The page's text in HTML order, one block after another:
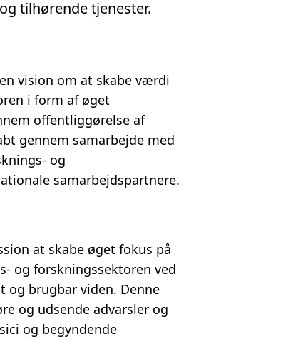
tilhørende tjenester.
en vision om at skabe værdi
i form af øget
offentliggørelse af
gennem samarbejde med
og
samarbejdspartnere.
at skabe øget fokus på
og forskningssektoren ved
og brugbar viden. Denne
og udsende advarsler og
og begyndende